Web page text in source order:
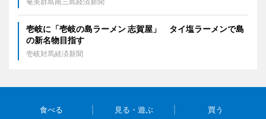
壱岐に「壱岐の島ラーメン 志賀屋」 タイ塩ラーメンで島
の新名物目指す
壱岐対馬経済新聞
食べる 見る・遊ぶ 買う